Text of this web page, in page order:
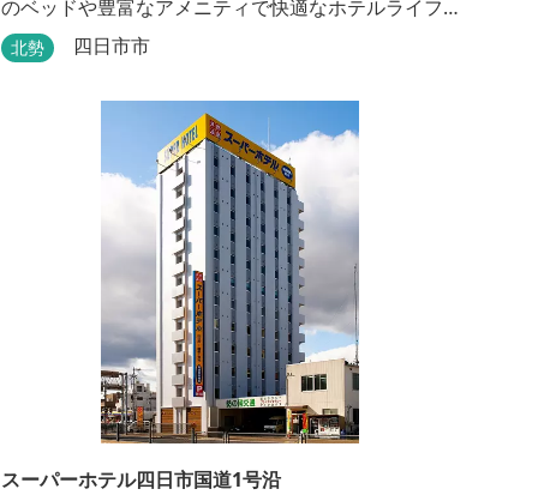
のベッドや豊富なアメニティで快適なホテルライフ
を過ごせます。
北勢 四日市市
スーパーホテル四日市国道1号沿